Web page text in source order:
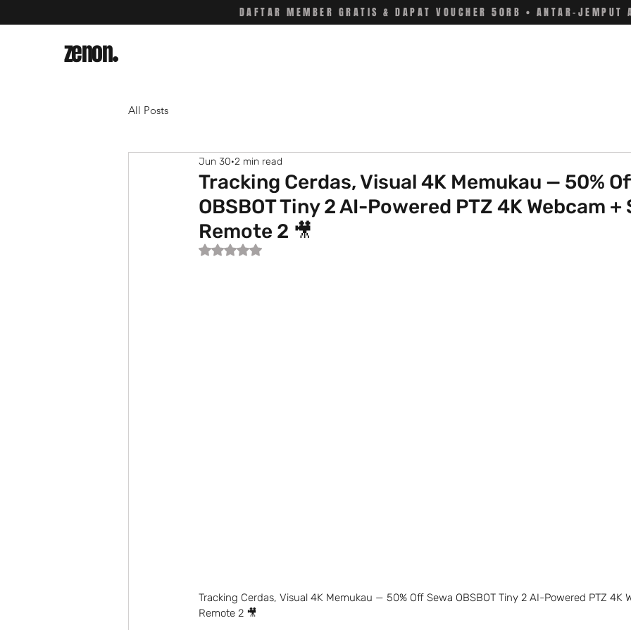
DAFTAR MEMBER GRATIS & DAPAT VOUCHER 50RB • ANTAR-JEMPUT
zenon.
All Posts
Tracking Cerdas, Visual 4K Memukau — 50%
OBSBOT Tiny 2 AI-Powered PTZ 4K Webcam
Remote 2 🎥
Jun 30 2 min read
Rated NaN out of 5 stars.
Tracking Cerdas, Visual 4K Memukau — 50% Off Sewa OBSBOT Tiny 2 AI-Powered PTZ 4K
Remote 2 🎥